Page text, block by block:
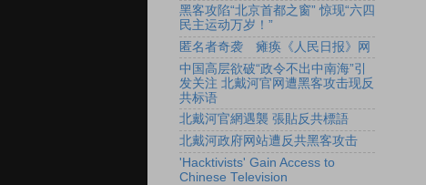
黑客攻陷“北京首都之窗” 惊现“六四
民主运动万岁！”
匿名者奇袭 瘫痪《人民日报》网
中国高层欲破“政令不出中南海”引
发关注 北戴河官网遭黑客攻击现反
共标语
北戴河官網遇襲 張貼反共標語
北戴河政府网站遭反共黑客攻击
'Hacktivists' Gain Access to
Chinese Television